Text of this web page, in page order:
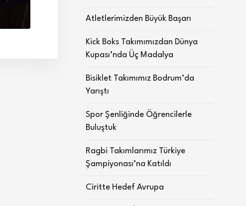
Atletlerimizden Büyük Başarı
Kick Boks Takımımızdan Dünya
Kupası’nda Üç Madalya
Bisiklet Takımımız Bodrum’da
Yarıştı
Spor Şenliğinde Öğrencilerle
Buluştuk
Ragbi Takımlarımız Türkiye
Şampiyonası’na Katıldı
Ciritte Hedef Avrupa